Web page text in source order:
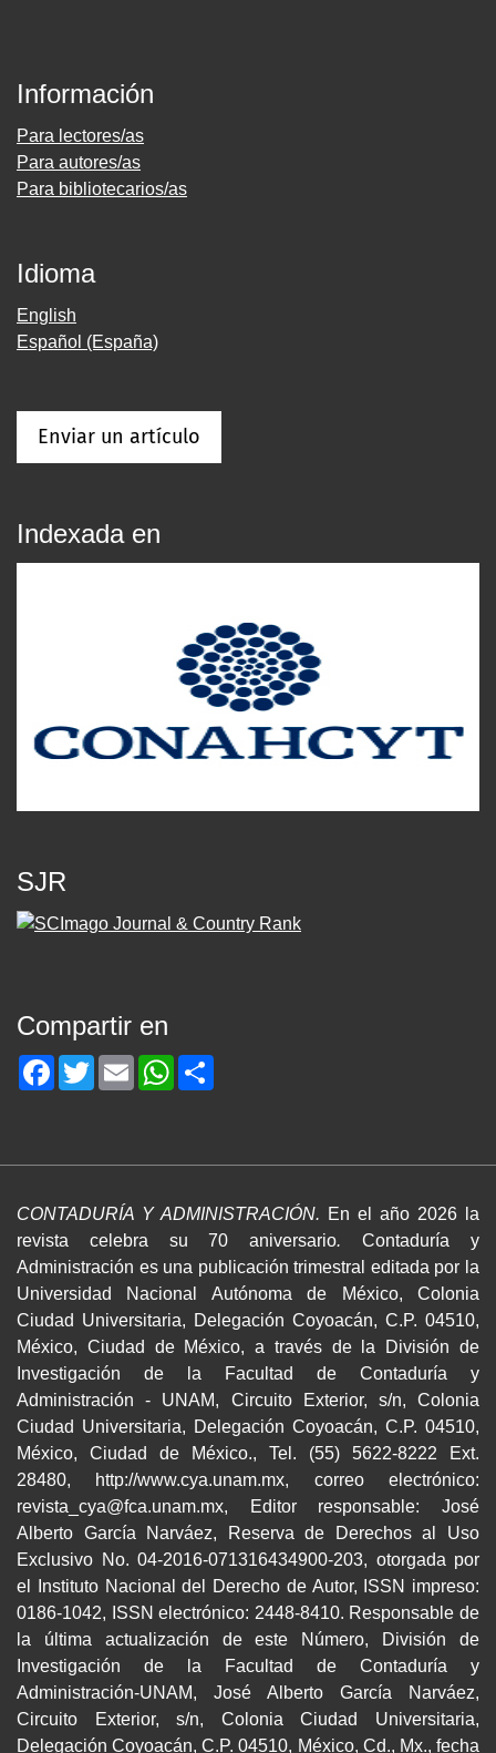
Información
Para lectores/as
Para autores/as
Para bibliotecarios/as
Idioma
English
Español (España)
Enviar un artículo
Indexada en
SJR
Compartir en
Facebook
TwitterEmailWhatsApp
CONTADURÍA Y ADMINISTRACIÓN. En el año 2026 la
revista celebra su 70 aniversario.Contaduría y
Administración es una publicación trimestral editada por la
Universidad Nacional Autónoma de México, Colonia
Ciudad Universitaria, Delegación Coyoacán, C.P. 04510,
México, Ciudad de México, a través de la División de
Investigación de la Facultad de Contaduría y
Administración - UNAM, Circuito Exterior, s/n, Colonia
Ciudad Universitaria, Delegación Coyoacán, C.P. 04510,
México, Ciudad de México., Tel. (55) 5622-8222 Ext.
28480, http://www.cya.unam.mx, correo electrónico:
revista_cya@fca.unam.mx, Editor responsable: José
Alberto García Narváez, Reserva de Derechos al Uso
Exclusivo No. 04-2016-071316434900-203, otorgada por
el Instituto Nacional del Derecho de Autor, ISSN impreso:
0186-1042, ISSN electrónico: 2448-8410. Responsable de
la última actualización de este Número, División de
Investigación de la Facultad de Contaduría y
Administración-UNAM, José Alberto García Narváez,
Circuito Exterior, s/n, Colonia Ciudad Universitaria,
Delegación Coyoacán, C.P. 04510, México, Cd., Mx., fecha